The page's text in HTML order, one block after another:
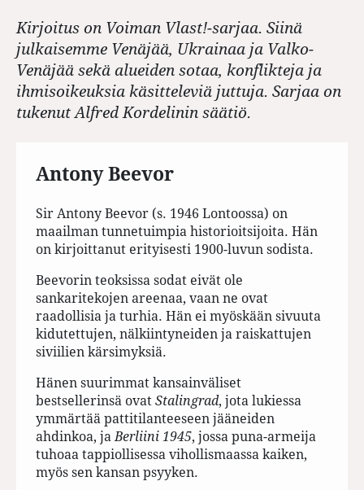
Kirjoitus on Voiman Vlast!-sarjaa. Siinä
julkaisemme Venäjää, Ukrainaa ja Valko-
Venäjää sekä alueiden sotaa, konflikteja ja
ihmisoikeuksia käsitteleviä juttuja. Sarjaa on
tukenut Alfred Kordelinin säätiö.
Antony Beevor
Sir Antony Beevor (s. 1946 Lontoossa) on
maailman tunnetuimpia historioitsijoita. Hän
on kirjoittanut erityisesti 1900-luvun sodista.
Beevorin teoksissa sodat eivät ole
sankaritekojen areenaa, vaan ne ovat
raadollisia ja turhia. Hän ei myöskään sivuuta
kidutettujen, nälkiintyneiden ja raiskattujen
siviilien kärsimyksiä.
Hänen suurimmat kansainväliset
bestsellerinsä ovatStalingrad, jota lukiessa
ymmärtää pattitilanteeseen jääneiden
ahdinkoa, ja Berliini 1945, jossa puna-armeija
tuhoaa tappiollisessa vihollismaassa kaiken,
myös sen kansan psyyken.